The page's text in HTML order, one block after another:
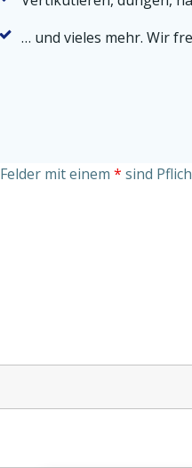
… und vieles mehr. Wir
Felder mit einem * sind